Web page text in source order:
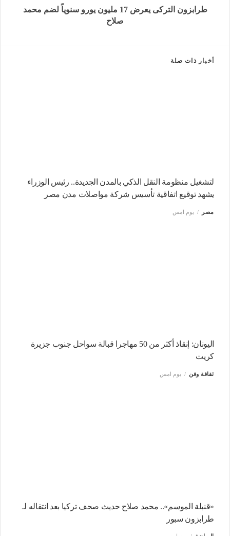
طرابزون التركى يعرض 17 مليون يورو سنوياً لضم محمد
صلاح
أخبار ذات صلة
لتشغيل منظومة النقل الذكي بالمدن الجديدة.. رئيس الوزراء
يشهد توقيع اتفاقية تأسيس شركة مواصلات مدن مصر
مصر يوم امس
اليونان: إنقاذ أكثر من 50 مهاجرا قبالة سواحل جنوب جزيرة
كريت
ثقافة وفن يوم امس
«قنبلة الموسم».. محمد صلاح حديث صحف تركيا بعد انتقاله لـ
طرابزون سبور